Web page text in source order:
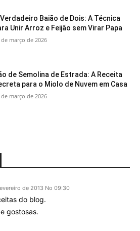
Verdadeiro Baião de Dois: A Técnica
Unir Arroz e Feijão sem Virar Papa
de março de 2026
de Semolina de Estrada: A Receita
para o Miolo de Nuvem em Casa
de março de 2026
de 2013 No 09:30
do blog.
gostosas.